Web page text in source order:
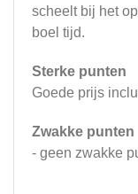
scheelt bij het
boel tijd.
Sterke punten
Goede prijs
Zwakke punten
- geen zwakke